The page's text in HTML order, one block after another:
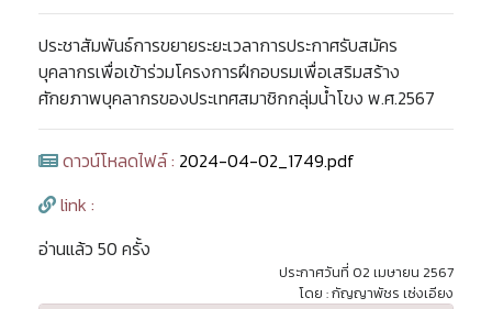
ประชาสัมพันธ์การขยายระยะเวลาการประกาศรับสมัคร
บุคลากรเพื่อเข้าร่วมโครงการฝึกอบรมเพื่อเสริมสร้าง
ศักยภาพบุคลากรของประเทศสมาชิกกลุ่มน้ำโขง พ.ศ.2567
ดาวน์โหลดไฟล์ : 2024-04-02_1749.pdf
link :
อ่านแล้ว 50 ครั้ง
ประกาศวันที่ 02 เมษายน 2567
โดย : กัญญาพัชร เซ่งเอียง